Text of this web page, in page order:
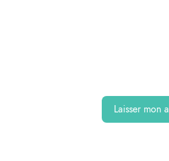
Laisser mon